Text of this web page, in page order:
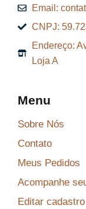
Email:
CNPJ:
Endereço:
Loja A
Menu
Sobre Nós
Contato
Meus Pedidos
Acompanhe
Editar cadastro